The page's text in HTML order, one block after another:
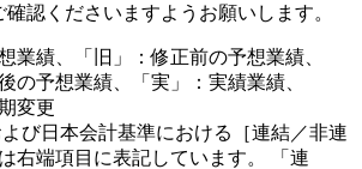
認くださいますようお願いします。
業績、「旧」：修正前の予想業績、
の予想業績、「実」：実績業績、
変更
よび日本会計基準における［連結／非連
右端項目に表記しています。 「連